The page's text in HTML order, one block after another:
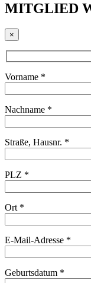
MITGLIED
×
Vorname *
Nachname *
Straße, Hausnr. *
PLZ *
Ort *
E-Mail-Adresse *
Geburtsdatum *